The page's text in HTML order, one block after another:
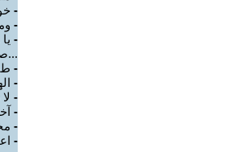
-
-
-
-
-
-
-
-
-